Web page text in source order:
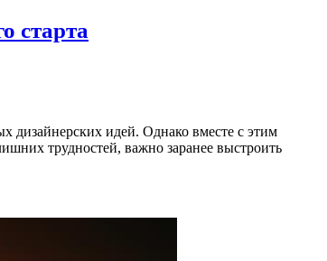
старта
дизайнерских идей. Однако вместе с этим
трудностей, важно заранее выстроить